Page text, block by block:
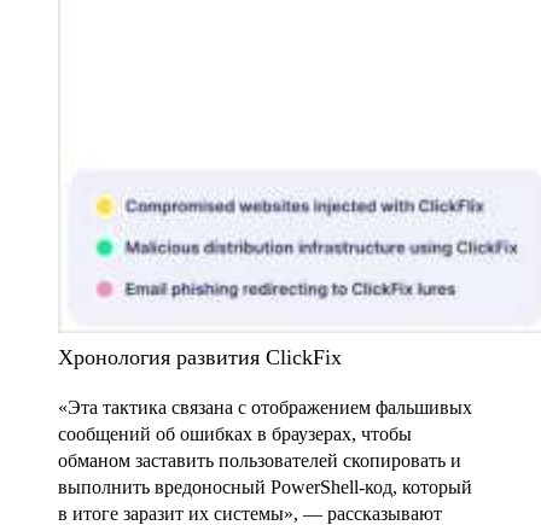
Хронология развития ClickFix
«Эта тактика связана с отображением фальшивых
сообщений об ошибках в браузерах, чтобы
обманом заставить пользователей скопировать и
выполнить вредоносный PowerShell-код, который
в итоге заразит их системы», — рассказывают